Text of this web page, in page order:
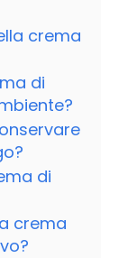
crema
di
di
crema